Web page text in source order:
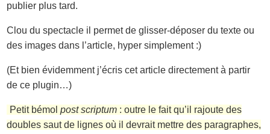
publier plus tard.
Clou du spectacle il permet de glisser-déposer du texte ou
des images dans l’article, hyper simplement :)
(Et bien évidemment j’écris cet article directement à partir
de ce plugin…)
Petit bémol post scriptum : outre le fait qu’il rajoute des
doubles saut de lignes où il devrait mettre des paragraphes,